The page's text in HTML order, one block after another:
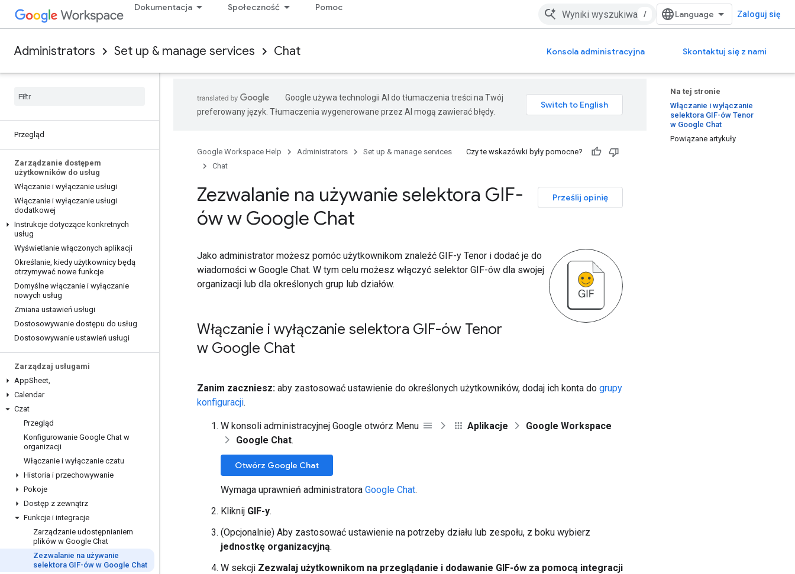
Dokumentacja Społeczność Pomoc
/ Zaloguj się
Administrators Set up & manage services Chat Konsola administracyjna Skontaktuj się z nami
Przegląd
Zarządzanie dostępem
użytkowników do usług
Włączanie i wyłączanie usługi
Włączanie i wyłączanie usługi
dodatkowej
Instrukcje dotyczące konkretnych
usług
Wyświetlanie włączonych aplikacji
Określanie, kiedy użytkownicy będą
otrzymywać nowe funkcje
Domyślne włączanie i wyłączanie
nowych usług
Zmiana ustawień usługi
Dostosowywanie dostępu do usług
Dostosowywanie ustawień usługi
Zarządzaj usługami
AppSheet,
Calendar
Czat
Przegląd
Konfigurowanie Google Chat w
organizacji
Włączanie i wyłączanie czatu
Historia i przechowywanie
Pokoje
Dostęp z zewnątrz
Funkcje i integracje
Zarządzanie udostępnianiem
plików w Google Chat
Zezwalanie na używanie
selektora GIF-ów w Google Chat
Na tej stronie
Włączanie i wyłączanie
selektora GIF-ów Tenor
w Google Chat
Powiązane artykuły
Google używa technologii AI do tłumaczenia treści na Twój
preferowany język. Tłumaczenia wygenerowane przez AI mogą zawierać błędy.
Google Workspace Help Administrators
Set up & manage services
Chat
Czy te wskazówki były pomocne?
Prześlij opinię
Zezwalanie na używanie selektora GIF-
ów w Google Chat
Jako administrator możesz pomóc użytkownikom znaleźć GIF-y Tenor i dodać je do
wiadomości w Google Chat. W tym celu możesz włączyć selektor GIF-ów dla swojej
organizacji lub dla określonych grup lub działów.
Włączanie i wyłączanie selektora GIF-ów Tenor
w Google Chat
Zanim zaczniesz: aby zastosować ustawienie do określonych użytkowników, dodaj ich konta do grupy
konfiguracji.
W konsoli administracyjnej Google otwórz Menu Aplikacje
Google Workspace
Google Chat.
Otwórz Google Chat
Wymaga uprawnień administratora Google Chat.
Kliknij GIF-y.
(Opcjonalnie) Aby zastosować ustawienie na potrzeby działu lub zespołu, z boku wybierz
jednostkę organizacyjną.
W sekcji Zezwalaj użytkownikom na przeglądanie i dodawanie GIF-ów za pomocą integracji